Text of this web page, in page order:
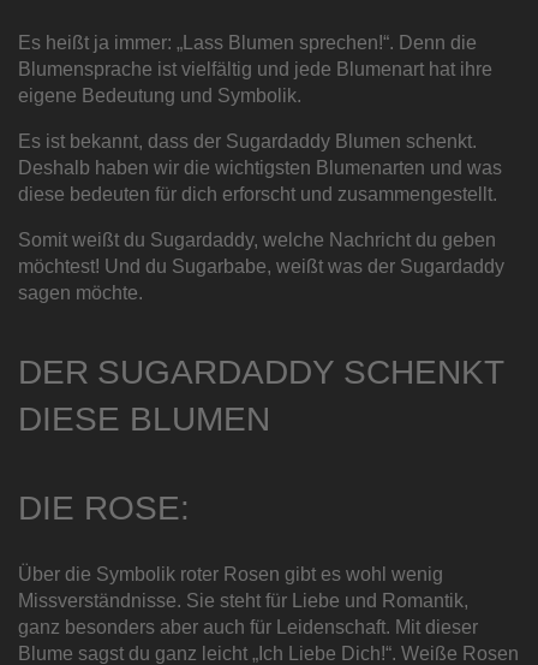
Es heißt ja immer: „Lass Blumen sprechen!“. Denn die
Blumensprache ist vielfältig und jede Blumenart hat ihre
eigene Bedeutung und Symbolik.
Es ist bekannt, dass der Sugardaddy Blumen schenkt.
Deshalb haben wir die wichtigsten Blumenarten und was
diese bedeuten für dich erforscht und zusammengestellt.
Somit weißt du Sugardaddy, welche Nachricht du geben
möchtest! Und du Sugarbabe, weißt was der Sugardaddy
sagen möchte.
DER SUGARDADDY SCHENKT
DIESE BLUMEN
DIE ROSE:
Über die Symbolik roter Rosen gibt es wohl wenig
Missverständnisse. Sie steht für Liebe und Romantik,
ganz besonders aber auch für Leidenschaft. Mit dieser
Blume sagst du ganz leicht „Ich Liebe Dich!“. Weiße Rosen